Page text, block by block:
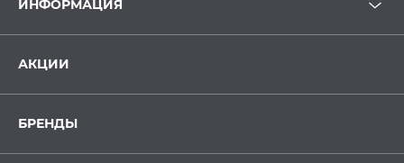
ИНФОРМАЦИЯ
АКЦИИ
БРЕНДЫ